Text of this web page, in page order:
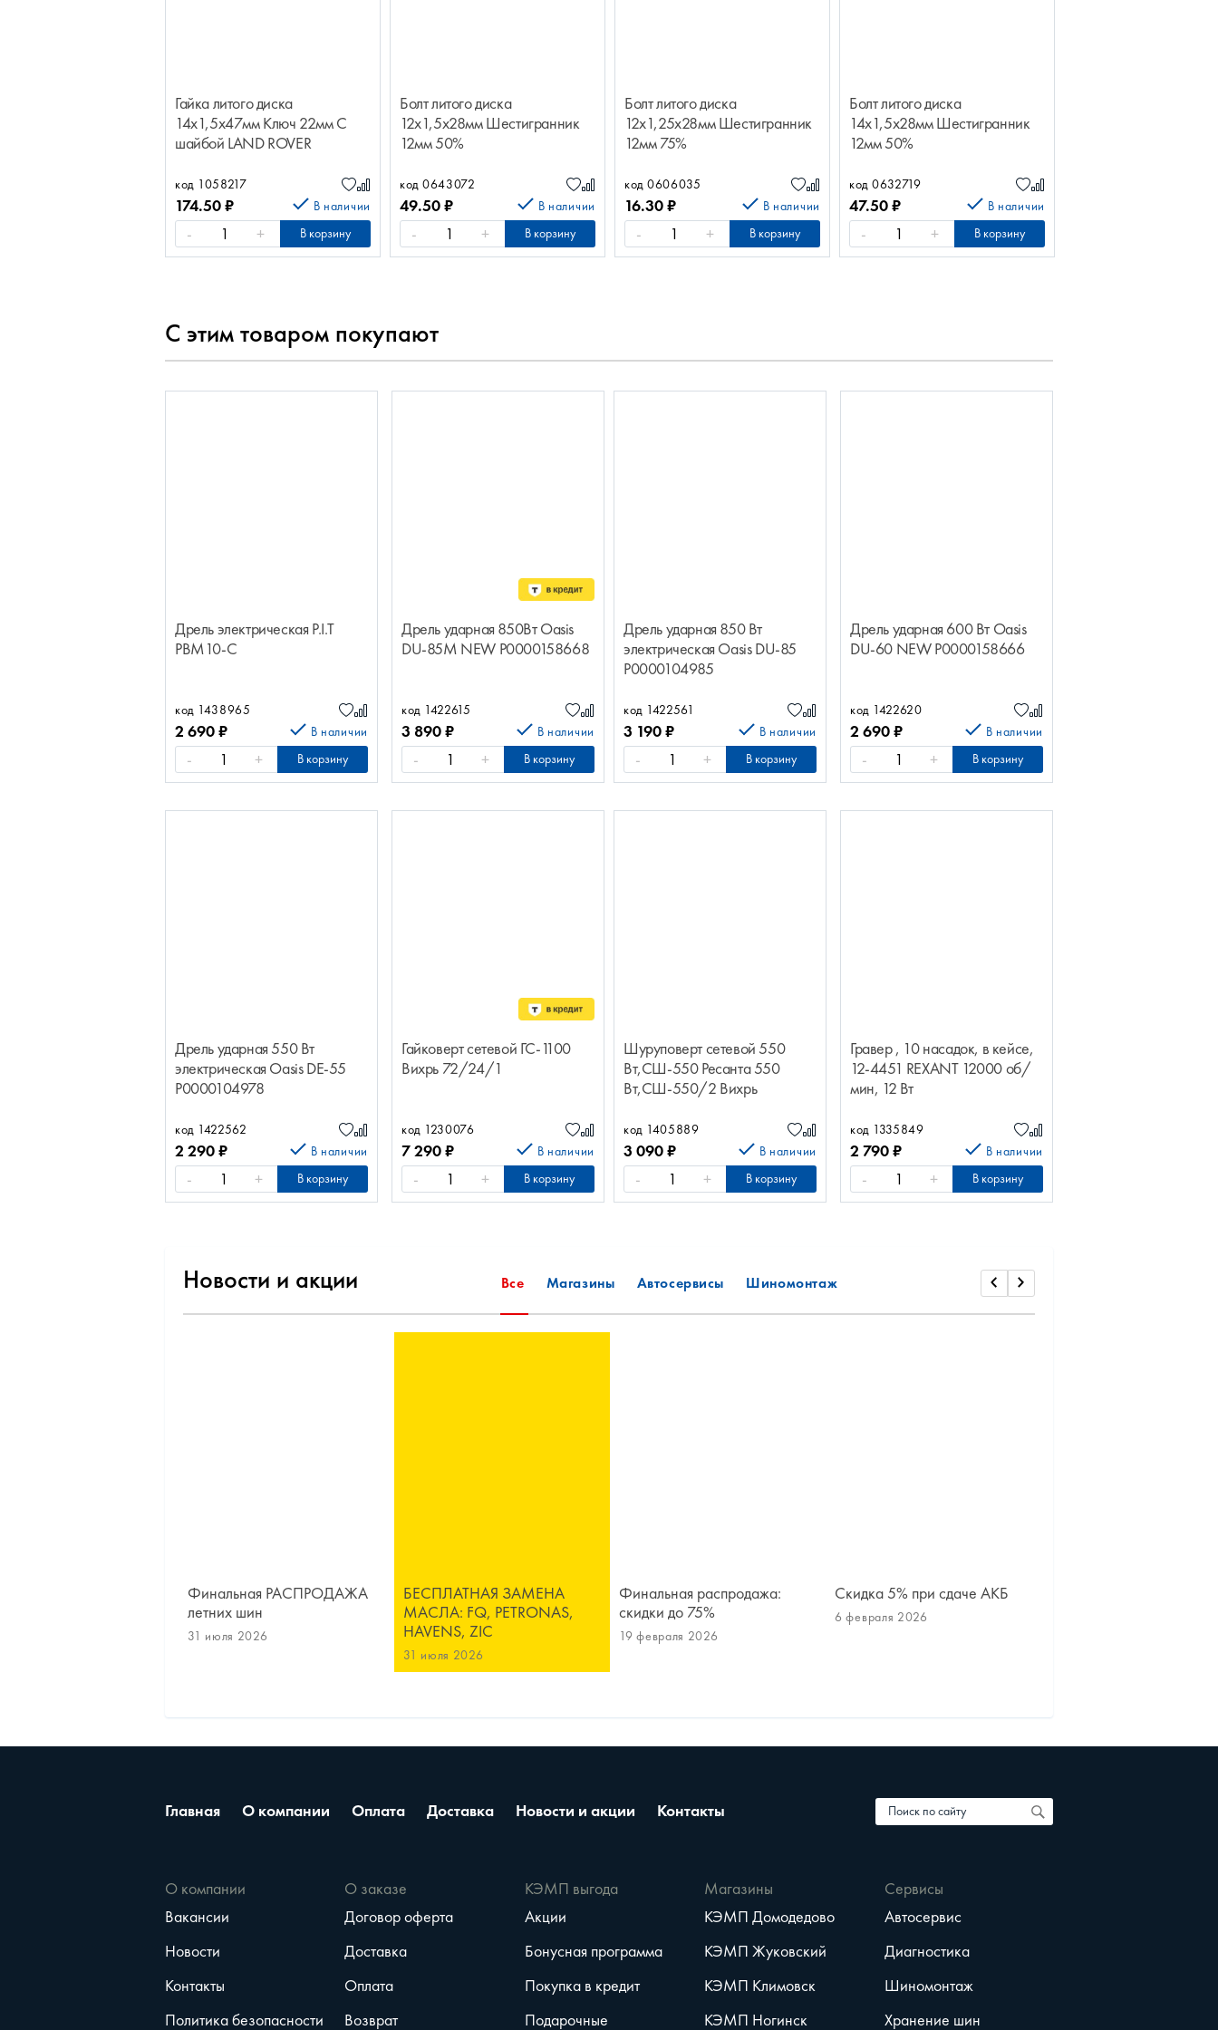
Гайка литого диска
14х1,5х47мм Ключ 22мм С
шайбой LAND ROVER
код 1058217
174.50₽ В наличии
- + В корзину
Болт литого диска
12х1,5х28мм Шестигранник
12мм 50%
код 0643072
49.50₽ В наличии
- + В корзину
Болт литого диска
12х1,25х28мм Шестигранник
12мм 75%
код 0606035
16.30₽ В наличии
- + В корзину
Болт литого диска
14х1,5х28мм Шестигранник
12мм 50%
код 0632719
47.50₽ В наличии
- + В корзину
С этим товаром покупают
Дрель электрическая P.I.T
PBM10-C
код 1438965
2 690₽ В наличии
- + В корзину
Дрель ударная 850Вт Oasis
DU-85М NEW Р0000158668
код 1422615
3 890₽ В наличии
- + В корзину
Дрель ударная 850 Вт
электрическая Oasis DU-85
Р0000104985
код 1422561
3 190₽ В наличии
- + В корзину
Дрель ударная 600 Вт Oasis
DU-60 NEW Р0000158666
код 1422620
2 690₽ В наличии
- + В корзину
Дрель ударная 550 Вт
электрическая Oasis DЕ-55
Р0000104978
код 1422562
2 290₽ В наличии
- + В корзину
Гайковерт сетевой ГС-1100
Вихрь 72/24/1
код 1230076
7 290₽ В наличии
- + В корзину
Шуруповерт сетевой 550
Вт,СШ-550 Ресанта 550
Вт,СШ-550/2 Вихрь
код 1405889
3 090₽ В наличии
- + В корзину
Гравер , 10 насадок, в кейсе,
12-4451 REXANT 12000 об/
мин, 12 Вт
код 1335849
2 790₽ В наличии
- + В корзину
Новости и акции Все Магазины Автосервисы Шиномонтаж
Финальная РАСПРОДАЖА
летних шин
31 июля 2026
БЕСПЛАТНАЯ ЗАМЕНА
МАСЛА: FQ, PETRONAS,
HAVENS, ZIC
31 июля 2026
Финальная распродажа:
скидки до 75%
19 февраля 2026
Скидка 5% при сдаче АКБ
6 февраля 2026
Главная О компании Оплата Доставка Новости и акции Контакты
О компании
Вакансии
Новости
Контакты
Политика безопасности
О заказе
Договор оферта
Доставка
Оплата
Возврат
КЭМП выгода
Акции
Бонусная программа
Покупка в кредит
Подарочные
Магазины
КЭМП Домодедово
КЭМП Жуковский
КЭМП Климовск
КЭМП Ногинск
Сервисы
Автосервис
Диагностика
Шиномонтаж
Хранение шин